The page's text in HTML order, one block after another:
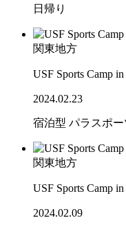
日帰り
関東地方
USF Sports Camp
2024.02.23
宿泊型 パラスポー
関東地方
USF Sports Camp
2024.02.09